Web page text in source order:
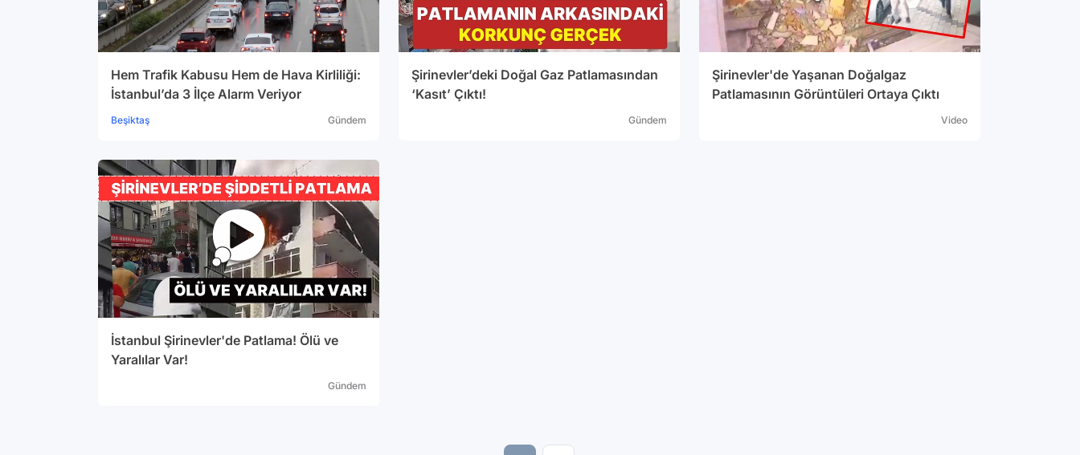
Hem Trafik Kabusu Hem de Hava Kirliliği:
İstanbul’da 3 İlçe Alarm Veriyor
Beşiktaş Gündem
Şirinevler’deki Doğal Gaz Patlamasından
‘Kasıt’ Çıktı!
Gündem
Şirinevler'de Yaşanan Doğalgaz
Patlamasının Görüntüleri Ortaya Çıktı
Video
İstanbul Şirinevler'de Patlama! Ölü ve
Yaralılar Var!
Gündem